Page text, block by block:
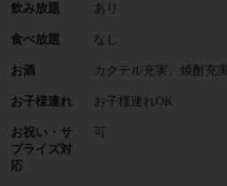
飲み放題 あり
食べ放題 なし
お酒 カクテル充実、焼酎充
お子様連れ お子様連れOK
お祝い・サ
プライズ対
応
可